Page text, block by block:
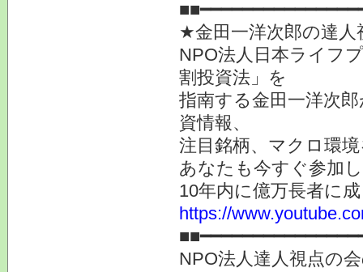
★金田一洋次郎の達
NPO法人日本ライフ
割投資法」を
指南する金田一洋次
資情報、
注目銘柄、マクロ環
あなたも今すぐ参加
10年内に億万長者に
https://
NPO法人達人視点の